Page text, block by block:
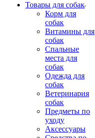
Товары для собак
Корм для
собак
Витамины для
собак
Спальные
места для
собак
Одежда для
собак
Ветеринария
собак
Предметы по
уходу
Аксессуары